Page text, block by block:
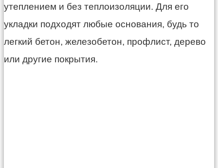
утеплением и без теплоизоляции. Для его
укладки подходят любые основания, будь то
легкий бетон, железобетон, профлист, дерево
или другие покрытия.